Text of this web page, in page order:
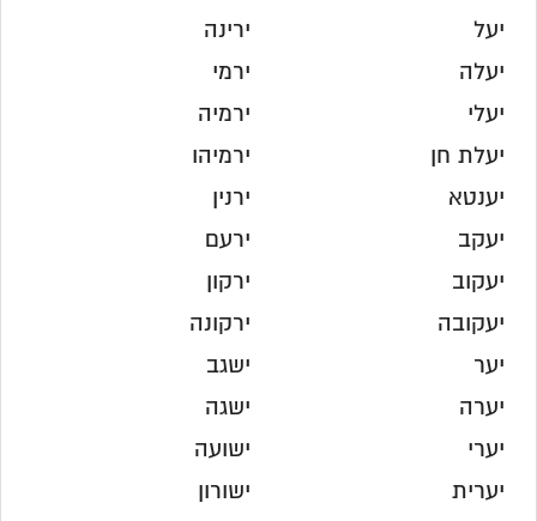
יעל
יעלה
יעלי
יעלת חן
יענטא
יעקב
יעקוב
יעקובה
יער
יערה
יערי
יערית
ירינה
ירמי
ירמיה
ירמיהו
ירנין
ירעם
ירקון
ירקונה
ישגב
ישגה
ישועה
ישורון